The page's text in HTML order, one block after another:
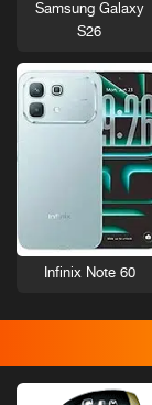
Samsung Galaxy
S26
Infinix Note 60